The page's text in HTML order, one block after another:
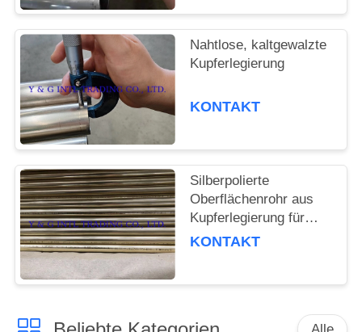
Nahtlose, kaltgewalzte
Kupferlegierung
KONTAKT
Silberpolierte
Oberflächenrohr aus
Kupferlegierung für
Möbeldekoration
KONTAKT